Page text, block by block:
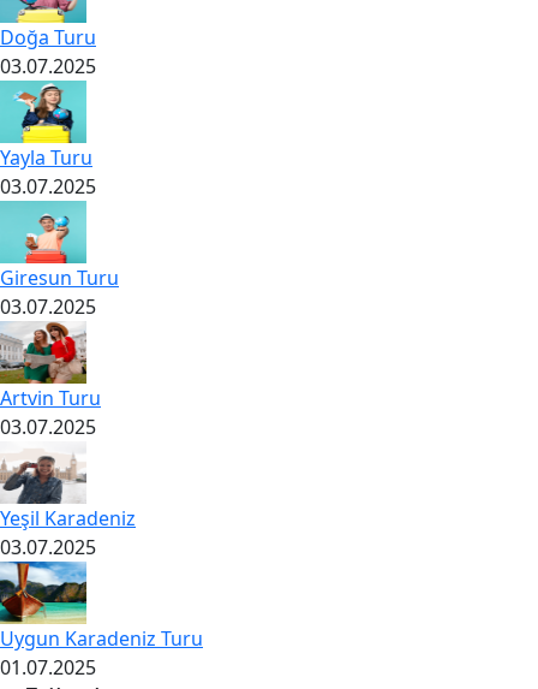
Doğa Turu
03.07.2025
Yayla Turu
03.07.2025
Giresun Turu
03.07.2025
Artvin Turu
03.07.2025
Yeşil Karadeniz
03.07.2025
Uygun Karadeniz Turu
01.07.2025